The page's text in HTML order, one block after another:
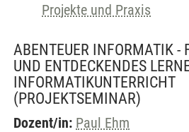
Projekte und Praxis
ABENTEUER INFORMATIK -
UND ENTDECKENDES
INFORMATIKUNTERRICHT
(PROJEKTSEMINAR)
Dozent/in: Paul Ehm